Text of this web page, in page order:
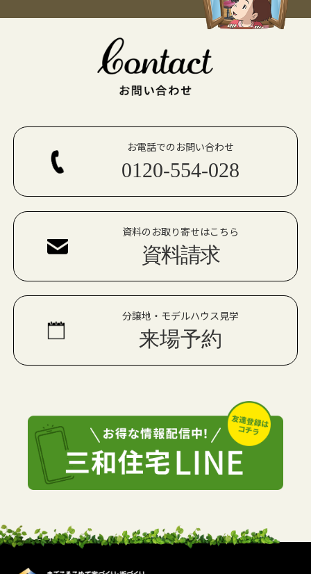
お電話でのお問い合わせ
0120-554-028
資料のお取り寄せはこちら
資料請求
分譲地・モデルハウス見学
来場予約